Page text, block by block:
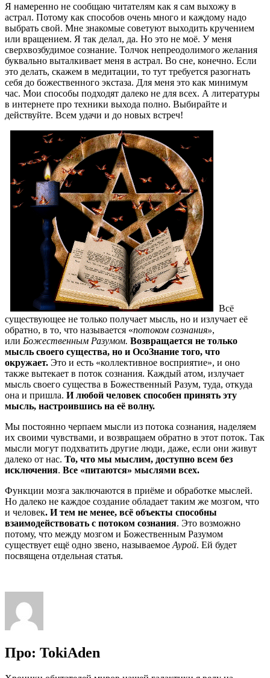
Я намеренно не сообщаю читателям как я сам выхожу в
астрал. Потому как способов очень много и каждому надо
выбрать свой. Мне знакомые советуют выходить кручением
или вращением. Я так делал, да. Но это не моё. У меня
сверхвозбудимое сознание. Толчок непреодолимого желания
буквально выталкивает меня в астрал. Во сне, конечно. Если
это делать, скажем в медитации, то тут требуется разогнать
себя до божественного экстаза. Для меня это как минимум
час. Мои способы подходят далеко не для всех. А литературы
в интернете про техники выхода полно. Выбирайте и
действуйте. Всем удачи и до новых встреч!
Всё
существующее не только получает мысль, но и излучает её
обратно, в то, что называется «потоком сознания»,
или Божественным Разумом. Возвращается не только
мысль своего существа, но и ОсоЗнание того, что
окружает. Это и есть «коллективное восприятие», и оно
также вытекает в поток сознания. Каждый атом, излучает
мысль своего существа в Божественный Разум, туда, откуда
она и пришла. И любой человек способен принять эту
мысль, настроившись на её волну.
Мы постоянно черпаем мысли из потока сознания, наделяем
их своими чувствами, и возвращаем обратно в этот поток. Так
мысли могут подхватить другие люди, даже, если они живут
далеко от нас. То, что мы мыслим, доступно всем без
исключения. Все «питаются» мыслями всех.
Функции мозга заключаются в приёме и обработке мыслей.
Но далеко не каждое создание обладает таким же мозгом, что
и человек. И тем не менее, всё объекты способны
взаимодействовать с потоком сознания. Это возможно
потому, что между мозгом и Божественным Разумом
существует ещё одно звено, называемое Аурой. Ей будет
посвящена отдельная статья.
Про: TokiAden